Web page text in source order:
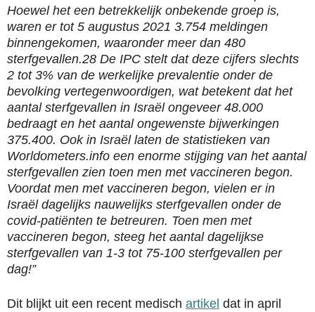
Hoewel het een betrekkelijk onbekende groep is,
waren er tot 5 augustus 2021 3.754 meldingen
binnengekomen, waaronder meer dan 480
sterfgevallen.28 De IPC stelt dat deze cijfers slechts
2 tot 3% van de werkelijke prevalentie onder de
bevolking vertegenwoordigen, wat betekent dat het
aantal sterfgevallen in Israël ongeveer 48.000
bedraagt en het aantal ongewenste bijwerkingen
375.400. Ook in Israël laten de statistieken van
Worldometers.info een enorme stijging van het aantal
sterfgevallen zien toen men met vaccineren begon.
Voordat men met vaccineren begon, vielen er in
Israël dagelijks nauwelijks sterfgevallen onder de
covid-patiënten te betreuren. Toen men met
vaccineren begon, steeg het aantal dagelijkse
sterfgevallen van 1-3 tot 75-100 sterfgevallen per
dag!”
Dit blijkt uit een recent medisch artikel dat in april